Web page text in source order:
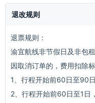
退改规则
退票规则：
渝宜航线非节假日及非包
因取消订单的，费用扣除
1、行程开始前60日至90
2、行程开始前60日至1日